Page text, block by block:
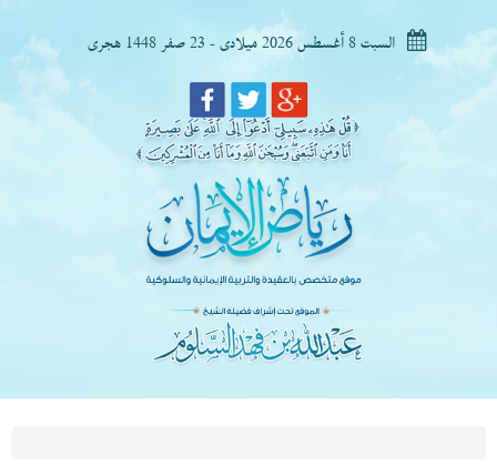
السبت 8 أغسطس 2026 ميلادى - 23 صفر 1448 هجرى